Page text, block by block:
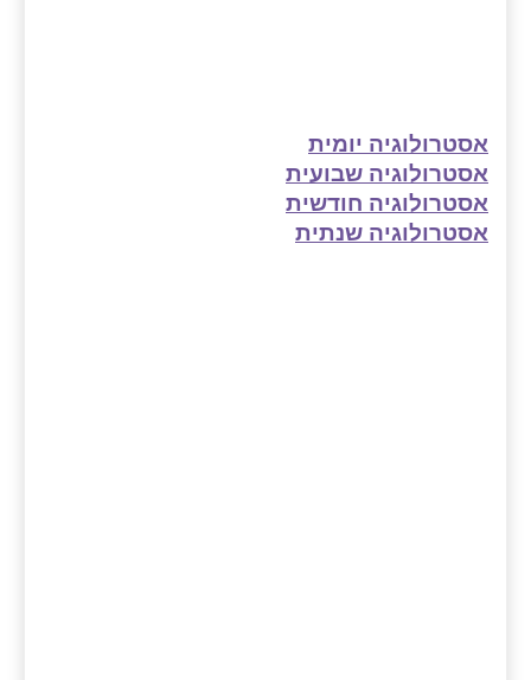
אסטרולוגיה יומית
אסטרולוגיה שבועית
אסטרולוגיה חודשית
אסטרולוגיה שנתית